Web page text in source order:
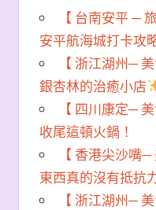
【 台南安平 ─ 旅
安平航海城打卡攻
【 浙江湖州─
銀杏林的治癒小店
【 四川康定─
收尾這頓火鍋！
【 香港尖沙嘴
東西真的沒有抵抗
【 浙江湖州─